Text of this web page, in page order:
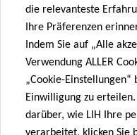
Sophie Couffignal
Registre National du
d’activité – Année
Sophie Couffignal
die relevanteste
Ihre Präferenzen
Indem Sie auf „Alle
Verwendung ALLER
„Cookie-
Einwilligung zu
darüber, wie LIH Ihre